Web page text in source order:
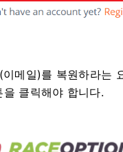
메일)를 복원하라는
클릭해야 합니다.